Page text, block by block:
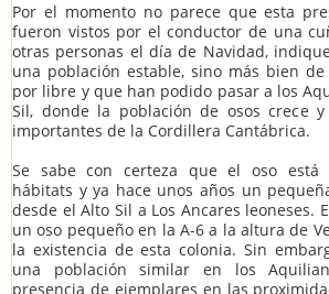
Por el momento no parece que esta
fueron vistos por el conductor de una
otras personas el día de Navidad,
una población estable, sino más bien
por libre y que han podido pasar a los
Sil, donde la población de osos crece
importantes de la Cordillera Cantábrica.
Se sabe con certeza que el oso está
hábitats y ya hace unos años un
desde el Alto Sil a Los Ancares leoneses.
un oso pequeño en la A-6 a la altura de
la existencia de esta colonia. Sin
una población similar en los
presencia de ejemplares en las